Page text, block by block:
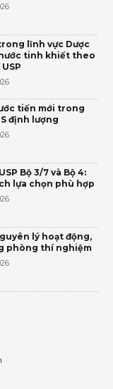
lĩnh vực Dược
tinh khiết theo
tiến mới trong
định lượng
Bộ 3/7 và Bộ 4:
lựa chọn phù hợp
lý hoạt động,
phòng thí nghiệm